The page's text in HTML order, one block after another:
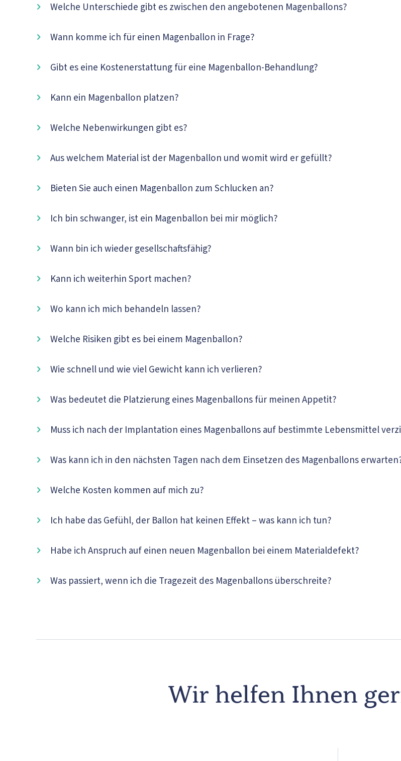
Welche Unterschiede gibt es zwischen den angebotenen Magenballons?
Wann komme ich für einen Magenballon in Frage?
Gibt es eine Kostenerstattung für eine Magenballon-Behandlung?
Kann ein Magenballon platzen?
Welche Nebenwirkungen gibt es?
Aus welchem Material ist der Magenballon und womit wird er gefüllt?
Bieten Sie auch einen Magenballon zum Schlucken an?
Ich bin schwanger, ist ein Magenballon bei mir möglich?
Wann bin ich wieder gesellschaftsfähig?
Kann ich weiterhin Sport machen?
Wo kann ich mich behandeln lassen?
Welche Risiken gibt es bei einem Magenballon?
Wie schnell und wie viel Gewicht kann ich verlieren?
Was bedeutet die Platzierung eines Magenballons für meinen Appetit?
Muss ich nach der Implantation eines Magenballons auf bestimmte Lebensmittel
Was kann ich in den nächsten Tagen nach dem Einsetzen des Magenballons
Welche Kosten kommen auf mich zu?
Ich habe das Gefühl, der Ballon hat keinen Effekt – was kann ich tun?
Habe ich Anspruch auf einen neuen Magenballon bei einem Materialdefekt?
Was passiert, wenn ich die Tragezeit des Magenballons überschreite?
Wir helfen Ihnen